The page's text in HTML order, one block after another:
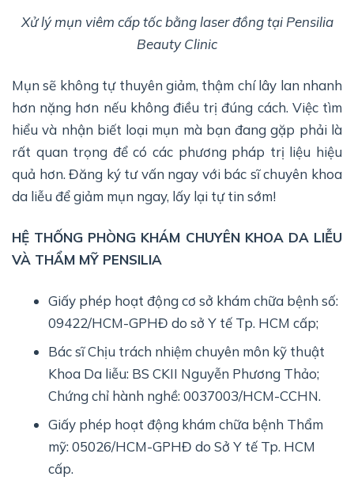
Xử lý mụn viêm cấp tốc bằng laser đồng tại Pensilia
Beauty Clinic
Mụn sẽ không tự thuyên giảm, thậm chí lây lan nhanh
hơn nặng hơn nếu không điều trị đúng cách. Việc tìm
hiểu và nhận biết loại mụn mà bạn đang gặp phải là
rất quan trọng để có các phương pháp trị liệu hiệu
quả hơn. Đăng ký tư vấn ngay với bác sĩ chuyên khoa
da liễu để giảm mụn ngay, lấy lại tự tin sớm!
HỆ THỐNG PHÒNG KHÁM CHUYÊN KHOA DA LIỄU
VÀ THẨM MỸ PENSILIA
Giấy phép hoạt động cơ sở khám chữa bệnh số:
09422/HCM-GPHĐ do sở Y tế Tp. HCM cấp;
Bác sĩ Chịu trách nhiệm chuyên môn kỹ thuật
Khoa Da liễu: BS CKII Nguyễn Phương Thảo;
Chứng chỉ hành nghề: 0037003/HCM-CCHN.
Giấy phép hoạt động khám chữa bệnh Thẩm
mỹ: 05026/HCM-GPHĐ do Sở Y tế Tp. HCM
cấp.